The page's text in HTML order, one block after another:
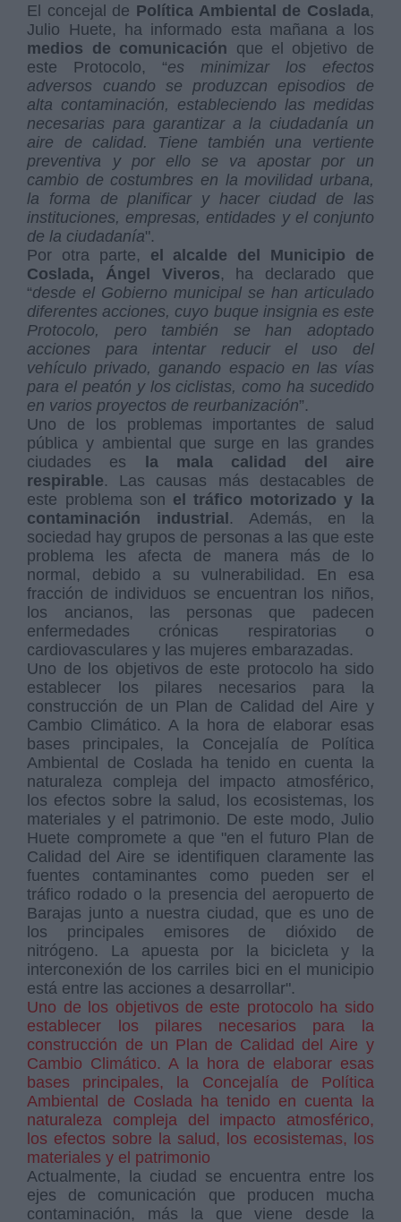
El concejal de Política Ambiental de Coslada,
Julio Huete, ha informado esta mañana a los
medios de comunicación que el objetivo de
este Protocolo, “es minimizar los efectos
adversos cuando se produzcan episodios de
alta contaminación, estableciendo las medidas
necesarias para garantizar a la ciudadanía un
aire de calidad. Tiene también una vertiente
preventiva y por ello se va apostar por un
cambio de costumbres en la movilidad urbana,
la forma de planificar y hacer ciudad de las
instituciones, empresas, entidades y el conjunto
de la ciudadanía".
Por otra parte, el alcalde del Municipio de
Coslada, Ángel Viveros, ha declarado que
“desde el Gobierno municipal se han articulado
diferentes acciones, cuyo buque insignia es este
Protocolo, pero también se han adoptado
acciones para intentar reducir el uso del
vehículo privado, ganando espacio en las vías
para el peatón y los ciclistas, como ha sucedido
en varios proyectos de reurbanización”.
Uno de los problemas importantes de salud
pública y ambiental que surge en las grandes
ciudades es la mala calidad del aire
respirable. Las causas más destacables de
este problema son el tráfico motorizado y la
contaminación industrial. Además, en la
sociedad hay grupos de personas a las que este
problema les afecta de manera más de lo
normal, debido a su vulnerabilidad. En esa
fracción de individuos se encuentran los niños,
los ancianos, las personas que padecen
enfermedades crónicas respiratorias o
cardiovasculares y las mujeres embarazadas.
Uno de los objetivos de este protocolo ha sido
establecer los pilares necesarios para la
construcción de un Plan de Calidad del Aire y
Cambio Climático. A la hora de elaborar esas
bases principales, la Concejalía de Política
Ambiental de Coslada ha tenido en cuenta la
naturaleza compleja del impacto atmosférico,
los efectos sobre la salud, los ecosistemas, los
materiales y el patrimonio. De este modo, Julio
Huete compromete a que "en el futuro Plan de
Calidad del Aire se identifiquen claramente las
fuentes contaminantes como pueden ser el
tráfico rodado o la presencia del aeropuerto de
Barajas junto a nuestra ciudad, que es uno de
los principales emisores de dióxido de
nitrógeno. La apuesta por la bicicleta y la
interconexión de los carriles bici en el municipio
está entre las acciones a desarrollar".
Uno de los objetivos de este protocolo ha sido
establecer los pilares necesarios para la
construcción de un Plan de Calidad del Aire y
Cambio Climático. A la hora de elaborar esas
bases principales, la Concejalía de Política
Ambiental de Coslada ha tenido en cuenta la
naturaleza compleja del impacto atmosférico,
los efectos sobre la salud, los ecosistemas, los
materiales y el patrimonio
Actualmente, la ciudad se encuentra entre los
ejes de comunicación que producen mucha
contaminación, más la que viene desde la